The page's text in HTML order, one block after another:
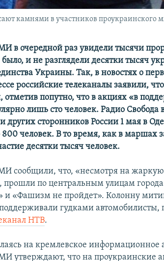
камнями в участников проукраинского
в очередной раз увидели тысячи
и не разглядели десятки тысяч
Украины. Так, в новостях о
российские телеканалы заявили,
попутно, что в акциях «в
лишь сто человек. Радио
других сторонников России 1 мая в
800 человек. В то время, как в маршах
десятки тысяч человек.
сообщили, что, «несмотря на жаркую
прошли по центральным улицам
и «Фашизм не пройдет». Колонну
гудками
НТВ.
на кремлевское информационное
утверждают, что на проукраинские